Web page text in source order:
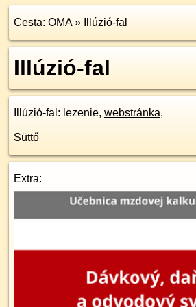
Cesta: OMA» Illúzió-fal
Illúzió-fal
Illúzió-fal : lezenie, webstránka,
Süttő
Extra: